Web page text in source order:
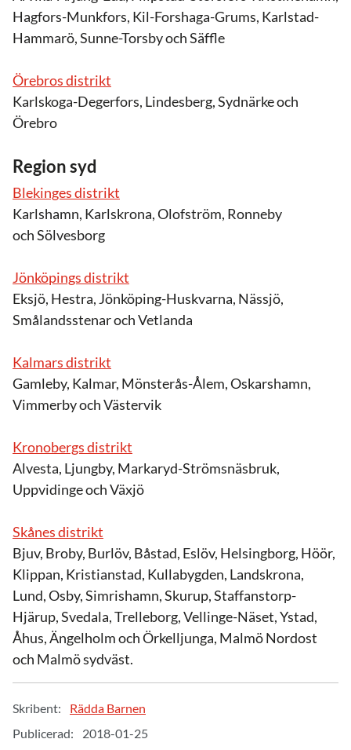
Hagfors-Munkfors, Kil-Forshaga-Grums, Karlstad-
Hammarö, Sunne-Torsby och Säffle
Örebros distrikt
Karlskoga-Degerfors, Lindesberg, Sydnärke och
Örebro
Region syd
Blekinges distrikt
Karlshamn, Karlskrona, Olofström, Ronneby
och Sölvesborg
Jönköpings distrikt
Eksjö, Hestra, Jönköping-Huskvarna, Nässjö,
Smålandsstenar och Vetlanda
Kalmars distrikt
Gamleby, Kalmar, Mönsterås-Ålem, Oskarshamn,
Vimmerby och Västervik
Kronobergs distrikt
Alvesta, Ljungby, Markaryd-Strömsnäsbruk,
Uppvidinge och Växjö
Skånes distrikt
Bjuv, Broby, Burlöv, Båstad, Eslöv, Helsingborg, Höör,
Klippan, Kristianstad, Kullabygden, Landskrona,
Lund, Osby, Simrishamn, Skurup, Staffanstorp-
Hjärup, Svedala, Trelleborg, Vellinge-Näset, Ystad,
Åhus, Ängelholm och Örkelljunga, Malmö Nordost
och Malmö sydväst.
Skribent:
Rädda Barnen
Publicerad:
2018-01-25